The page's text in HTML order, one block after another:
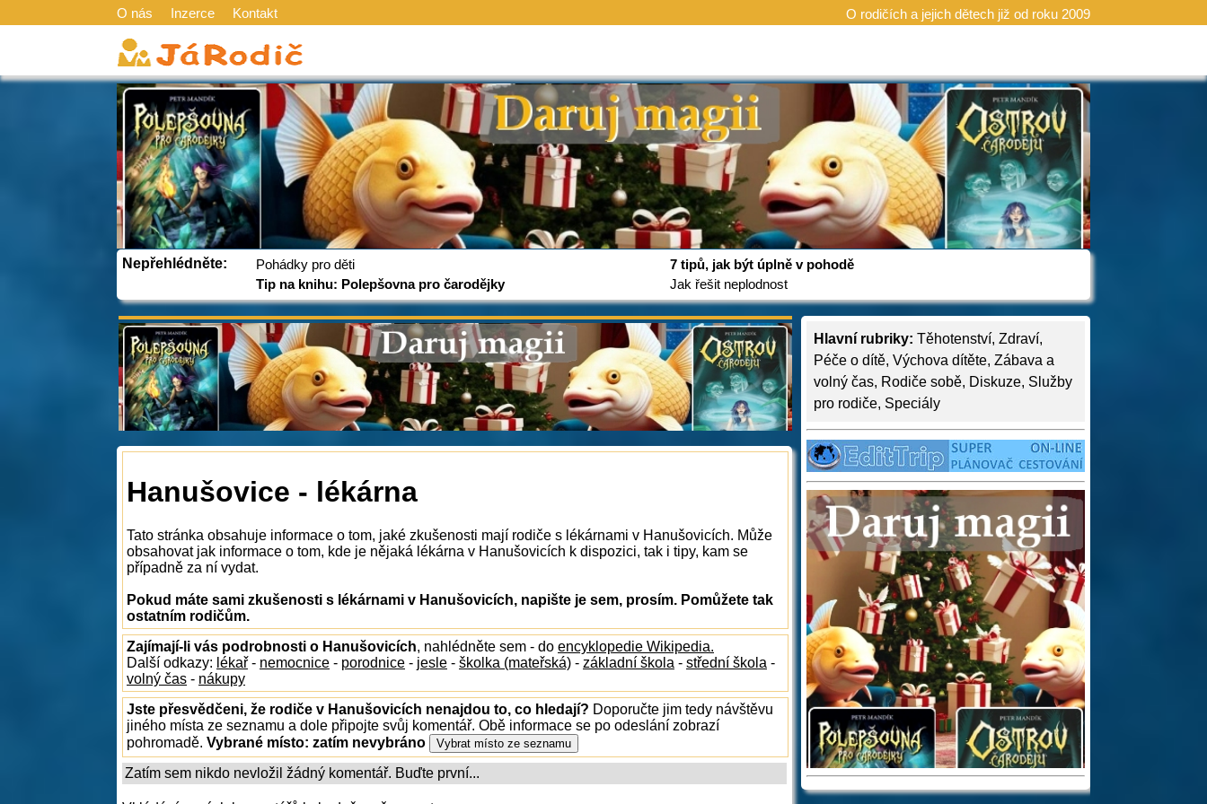
O nás Inzerce Kontakt O rodičích a jejich dětech již od roku 2009
Nepřehlédněte:
Pohádky pro děti
Tip na knihu: Polepšovna pro čarodějky
7 tipů, jak být úplně v pohodě
Jak řešit neplodnost
Hlavní rubriky: Těhotenství, Zdraví,
Péče o dítě, Výchova dítěte, Zábava a
volný čas, Rodiče sobě, Diskuze, Služby
pro rodiče, Speciály
Hanušovice - lékárna
Tato stránka obsahuje informace o tom, jaké zkušenosti mají rodiče s lékárnami v Hanušovicích. Může
obsahovat jak informace o tom, kde je nějaká lékárna v Hanušovicích k dispozici, tak i tipy, kam se
případně za ní vydat.
Pokud máte sami zkušenosti s lékárnami v Hanušovicích, napište je sem, prosím. Pomůžete tak
ostatním rodičům.
Zajímají-li vás podrobnosti o Hanušovicích, nahlédněte sem - do encyklopedie Wikipedia.
Další odkazy: lékař - nemocnice - porodnice - jesle - školka (mateřská) - základní škola - střední škola -
volný čas - nákupy
Jste přesvědčeni, že rodiče v Hanušovicích nenajdou to, co hledají? Doporučte jim tedy návštěvu
jiného místa ze seznamu a dole připojte svůj komentář. Obě informace se po odeslání zobrazí
pohromadě. Vybrané místo: zatím nevybráno
Zatím sem nikdo nevložil žádný komentář. Buďte první...